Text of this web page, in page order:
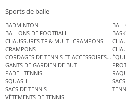
Sports de balle
BADMINTON
BALLONS DE FOOTBALL
CHAUSSURES TF & MULTI-CRAMPONS
CRAMPONS
CORDAGES DE TENNIS ET ACCESSOIRES DE
GANTS DE GARDIEN DE BUT
PADEL TENNIS
SQUASH
SACS DE TENNIS
VÊTEMENTS DE TENNIS